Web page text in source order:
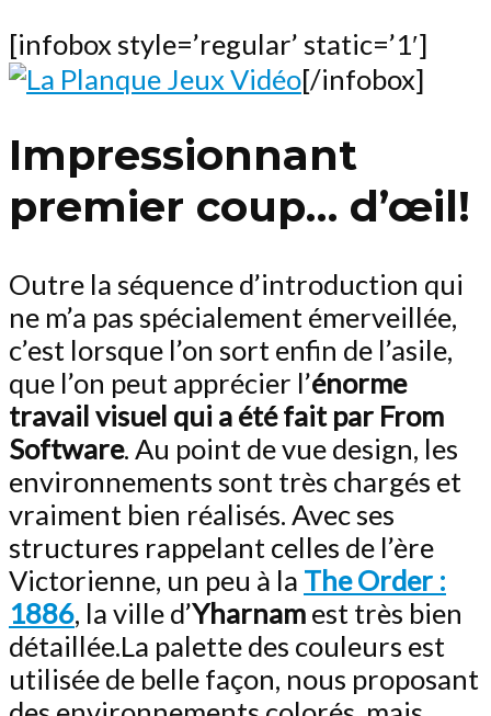
[infobox style=’regular’ static=’1′]
[/infobox]
Impressionnant
premier coup… d’œil!
Outre la séquence d’introduction qui
ne m’a pas spécialement émerveillée,
c’est lorsque l’on sort enfin de l’asile,
que l’on peut apprécier l’énorme
travail visuel qui a été fait par From
Software. Au point de vue design, les
environnements sont très chargés et
vraiment bien réalisés. Avec ses
structures rappelant celles de l’ère
Victorienne, un peu à la The Order :
1886, la ville d’Yharnam est très bien
détaillée.La palette des couleurs est
utilisée de belle façon, nous proposant